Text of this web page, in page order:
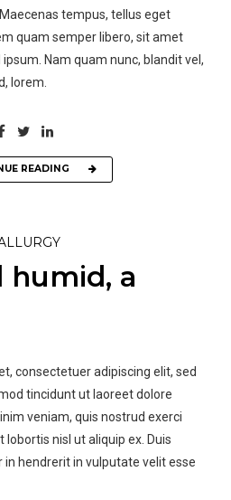
tempus, tellus eget
quam semper libero, sit amet
Nam quam nunc, blandit vel,
lorem.
READING
humid, a
consectetuer adipiscing elit, sed
tincidunt ut laoreet dolore
veniam, quis nostrud exerci
nisl ut aliquip ex. Duis
hendrerit in vulputate velit esse